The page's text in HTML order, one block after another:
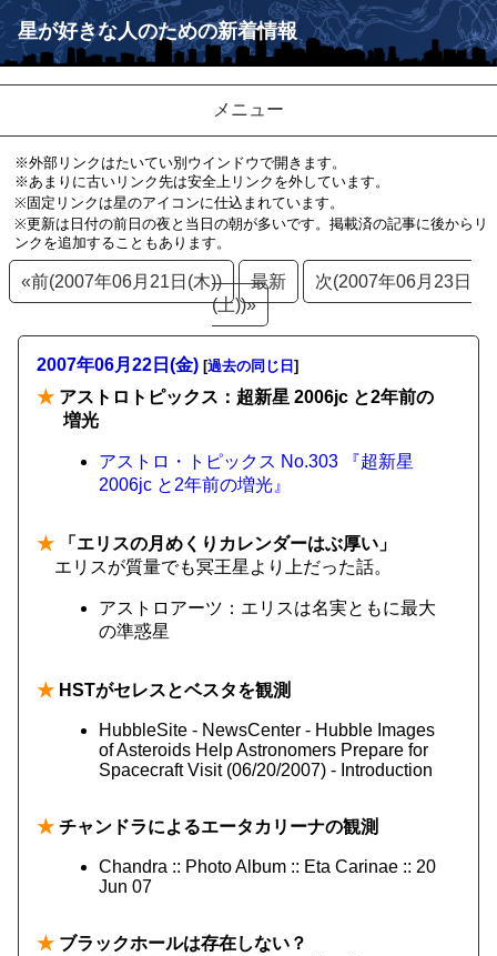
星が好きな人のための新着情報
メニュー
※外部リンクはたいてい別ウインドウで開きます。
※あまりに古いリンク先は安全上リンクを外しています。
※固定リンクは星のアイコンに仕込まれています。
※更新は日付の前日の夜と当日の朝が多いです。掲載済の記事に後からリ
ンクを追加することもあります。
«前(2007年06月21日(木)) 最新
次(2007年06月23日
(土))»
2007年06月22日(金) [過去の同じ日 ]
★ アストロトピックス：超新星 2006jc と2年前の
増光
アストロ・トピックス No.303 『超新星
2006jc と2年前の増光』
★ 「エリスの月めくりカレンダーはぶ厚い」
エリスが質量でも冥王星より上だった話。
アストロアーツ：エリスは名実ともに最大
の準惑星
★ HSTがセレスとベスタを観測
HubbleSite - NewsCenter - Hubble Images
of Asteroids Help Astronomers Prepare for
Spacecraft Visit (06/20/2007) - Introduction
★ チャンドラによるエータカリーナの観測
Chandra :: Photo Album :: Eta Carinae :: 20
Jun 07
★ ブラックホールは存在しない？